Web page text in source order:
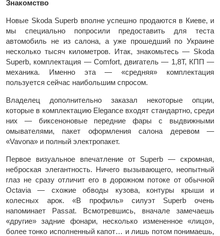
Знакомство
Новые Skoda Superb вполне успешно продаются в Киеве, и
мы специально попросили предоставить для теста
автомобиль не из салона, а уже прошедший по Украине
несколько тысяч километров. Итак, знакомьтесь — Skoda
Superb, комплектация — Comfort, двигатель — 1,8Т, КПП —
механика. Именно эта — «средняя» комплектация
пользуется сейчас наибольшим спросом.
Владелец дополнительно заказал некоторые опции,
которые в комплектацию Elegance входят стандартно, среди
них — биксеноновые передние фары с выдвижными
омывателями, пакет оформления салона деревом —
«Vavona» и полный электропакет.
Первое визуальное впечатление от Superb — скромная,
неброская элегантность. Ничего вызывающего, неопытный
глаз не сразу отличит его в дорожном потоке от обычной
Octavia — схожие обводы кузова, контуры крыши и
колесных арок. «В профиль» силуэт Superb очень
напоминает Passat. Всмотревшись, вначале замечаешь
«другие» задние фонари, несколько измененное «лицо»,
более тонко исполненный капот… и лишь потом понимаешь,